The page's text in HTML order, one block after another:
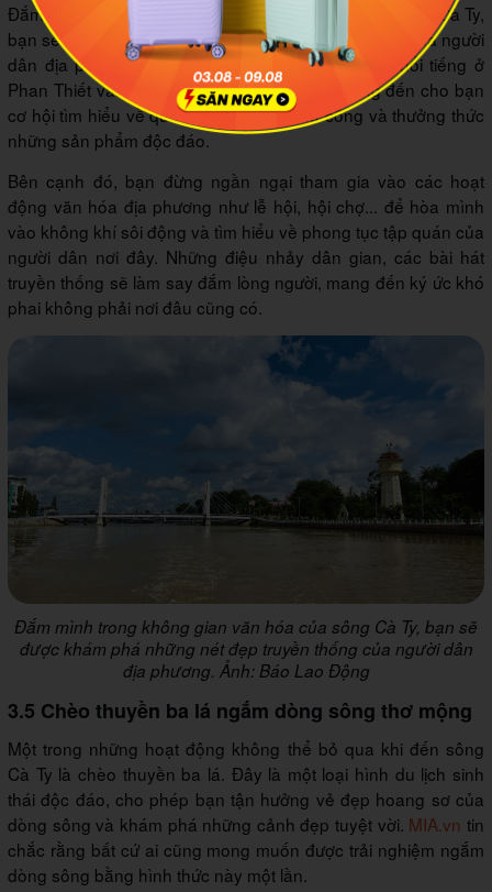
Đắm mình trong không gian văn hóa độc đáo của sông Cà Ty,
bạn sẽ được khám phá những nét đẹp truyền thống của người
dân địa phương. Những làng nghề truyền thống nổi tiếng ở
Phan Thiết vẫn còn lưu giữ đến ngày nay, mang đến cho bạn
cơ hội tìm hiểu về quá trình sản xuất thủ công và thưởng thức
những sản phẩm độc đáo.
Bên cạnh đó, bạn đừng ngần ngại tham gia vào các hoạt
động văn hóa địa phương như lễ hội, hội chợ... để hòa mình
vào không khí sôi động và tìm hiểu về phong tục tập quán của
người dân nơi đây. Những điệu nhảy dân gian, các bài hát
truyền thống sẽ làm say đắm lòng người, mang đến ký ức khó
phai không phải nơi đâu cũng có.
Đắm mình trong không gian văn hóa của sông Cà Ty, bạn sẽ
được khám phá những nét đẹp truyền thống của người dân
địa phương. Ảnh: Báo Lao Động
3.5 Chèo thuyền ba lá ngắm dòng sông thơ mộng
Một trong những hoạt động không thể bỏ qua khi đến sông
Cà Ty là chèo thuyền ba lá. Đây là một loại hình du lịch sinh
thái độc đáo, cho phép bạn tận hưởng vẻ đẹp hoang sơ của
dòng sông và khám phá những cảnh đẹp tuyệt vời. MIA.vn tin
chắc rằng bất cứ ai cũng mong muốn được trải nghiệm ngắm
dòng sông bằng hình thức này một lần.